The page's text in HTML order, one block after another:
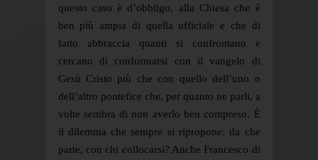
questo caso è d’obbligo, alla Chiesa che è
ben più ampia di quella ufficiale e che di
fatto abbraccia quanti si confrontano e
cercano di conformarsi con il vangelo di
Gesù Cristo più che con quello dell’uno o
dell’altro pontefice che, per quanto ne parli, a
volte sembra di non averlo ben compreso. È
il dilemma che sempre si ripropone: da che
parte, con chi collocarsi? Anche Francesco di